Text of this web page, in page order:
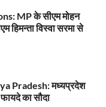
CM पुष्कर सिंह धामी ने घोड़ा
Start UP : सीएम योगी की
CJI की अध्यक्षता वाली बेंच
भैया को मिला 1.5 करोड का
MP के सीएम मोहन
हिमन्ता विस्वा सरमा से
Pradesh: मध्यप्रदेश
का सौदा